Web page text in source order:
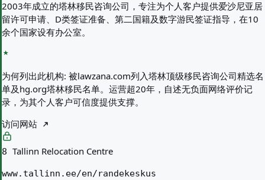
2003年成立的塔林移民咨询公司，专注为个人客户提供爱沙尼亚居
留许可申请、D类签证准备、第二国籍及数字游民签证指导，在10
余个国家设有办公室。
为何列出此机构: 被lawzana.com列入塔林顶级移民咨询公司精选名
单及hg.org塔林移民名单。运营超20年，自述无负面网络评价记
录，为其个人客户可信度提供支撑。
访问网站
8 Tallinn Relocation Centre
www.tallinn.ee/en/randekeskus